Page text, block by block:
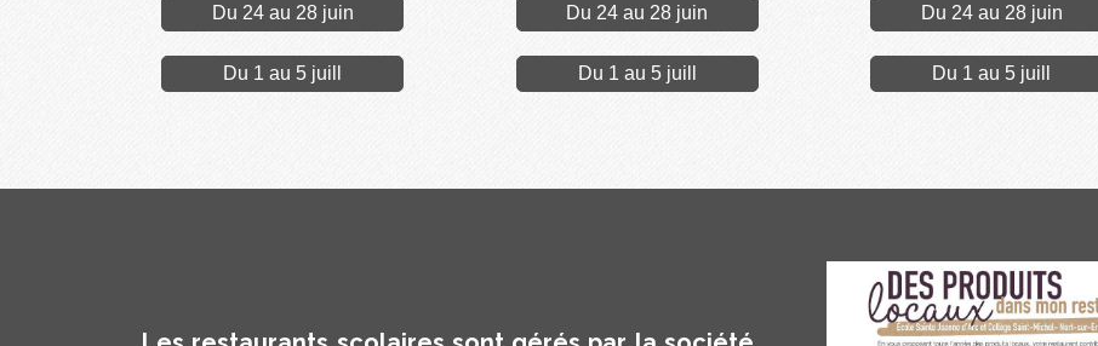
Du 24 au 28 juin
Du 1 au 5 juill
Du 24 au 28 juin
Du 1 au 5 juill
Du 24 au 28 juin
Du 1 au 5 juill